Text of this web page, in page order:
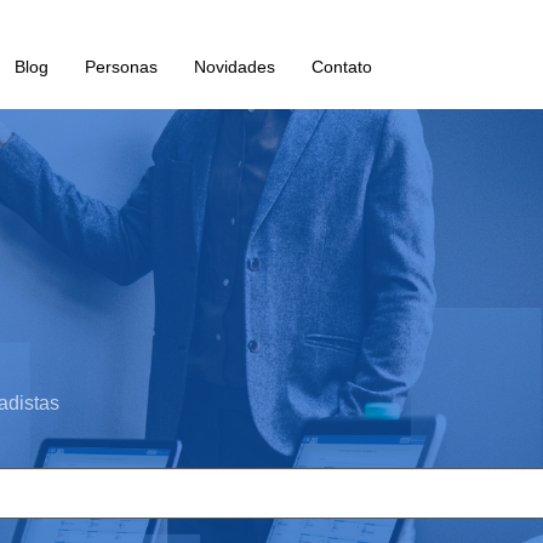
Blog Personas Novidades Contato